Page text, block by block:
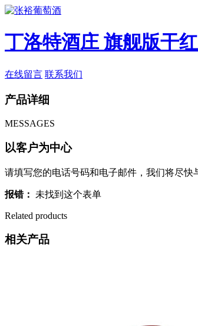
丁洛特酒庄 旗舰版干
在线留言 联系我们
产品详细
MESSAGES
以客户为中心
请填写您的电话号码和电子邮件，我们将尽快
报错： 未找到这个表单
Related products
相关产品